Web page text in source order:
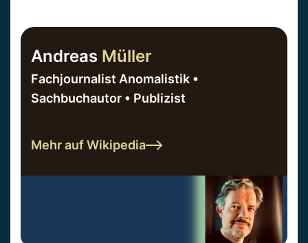
Andreas Müller
Fachjournalist Anomalistik •
Sachbuchautor • Publizist
Mehr auf Wikipedia